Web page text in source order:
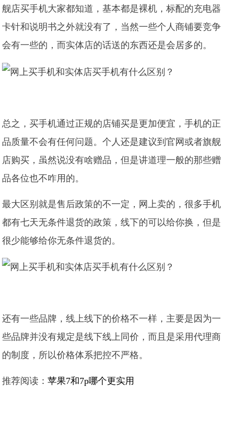
舰店买手机大家都知道，基本都是裸机，标配的充电器
卡针和说明书之外就没有了，当然一些个人商铺要竞争
会有一些的，而实体店的话送的东西还是会居多的。
总之，买手机通过正规的店铺买是更加便宜，手机的正
品质量不会有任何问题。个人还是建议到官网或者旗舰
店购买，虽然说没有啥赠品，但是讲道理一般的那些赠
品各位也不咋用的。
最大区别就是售后政策的不一定，网上卖的，很多手机
都有七天无条件退货的政策，线下的可以给你换，但是
很少能够给你无条件退货的。
还有一些品牌，线上线下的价格不一样，主要是因为一
些品牌并没有规定是线下线上同价，而且是采用代理商
的制度，所以价格体系把控不严格。
推荐阅读：苹果7和7p哪个更实用